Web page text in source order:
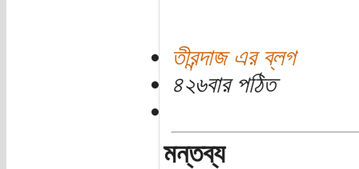
তীরন্দাজ এর ব্লগ
৪২৬বার পঠিত
মন্তব্য